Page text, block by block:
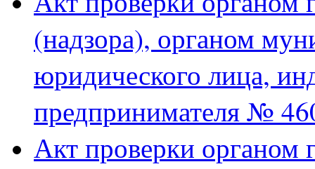
(надзора), органом
юридического лица,
предпринимателя №
Акт проверки органом